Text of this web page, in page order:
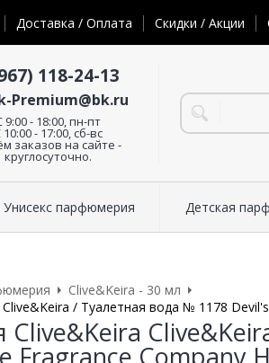
Доставка / Оплата Скидки / Акции
118-24-13
Premium@bk.ru
9:00 - 18:00, пн-пт
10:00 - 17:00, сб-вс
заказов на сайте -
круглосуточно.
Унисекс парфюмерия Детская
Clive&Keira - 30 мл
/ Туалетная вода № 1178